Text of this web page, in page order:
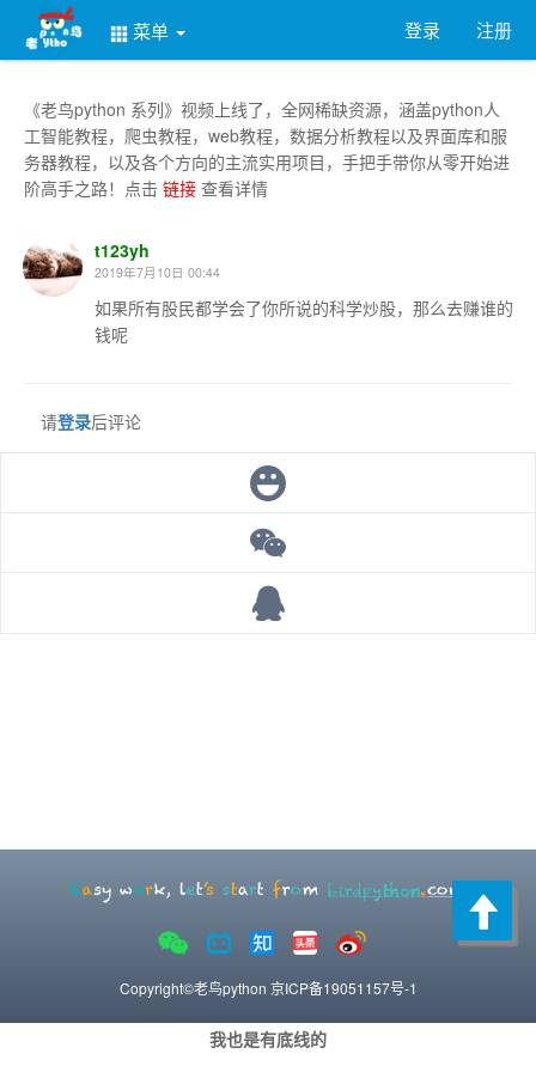
菜单 登录 注册
《老鸟python 系列》视频上线了，全网稀缺资源，涵盖python人
工智能教程，爬虫教程，web教程，数据分析教程以及界面库和服
务器教程，以及各个方向的主流实用项目，手把手带你从零开始进
阶高手之路！点击 链接 查看详情
t123yh
2019年7月10日 00:44
如果所有股民都学会了你所说的科学炒股，那么去赚谁的
钱呢
请登录后评论
Copyright©老鸟python 京ICP备19051157号-1
我也是有底线的